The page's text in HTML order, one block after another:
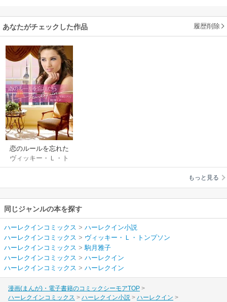
あなたがチェックした作品 履歴削除
恋のルールを忘れた
ら
ヴィッキー・Ｌ・ト
ンプソン/駒月雅子
もっと見る
同じジャンルの本を探す
ハーレクインコミックス > ハーレクイン小説
ハーレクインコミックス > ヴィッキー・Ｌ・トンプソン
ハーレクインコミックス >駒月雅子
ハーレクインコミックス > ハーレクイン
ハーレクインコミックス > ハーレクイン
漫画(まんが)・電子書籍のコミックシーモアTOP
ハーレクインコミックス
ハーレクイン小説
ハーレクイン